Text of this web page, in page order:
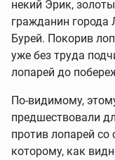
некий Эрик,
гражданин города
Бурей. Покорив
уже без труда
лопарей до
По-видимому,
предшествовали
против лопарей
которому, как